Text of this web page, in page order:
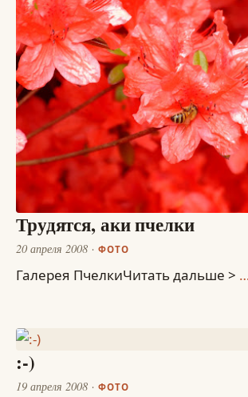
Трудятся, аки пчелки
20 апреля 2008 ФОТО
Галерея ПчелкиЧитать дальше >
:-)
19 апреля 2008 ФОТО